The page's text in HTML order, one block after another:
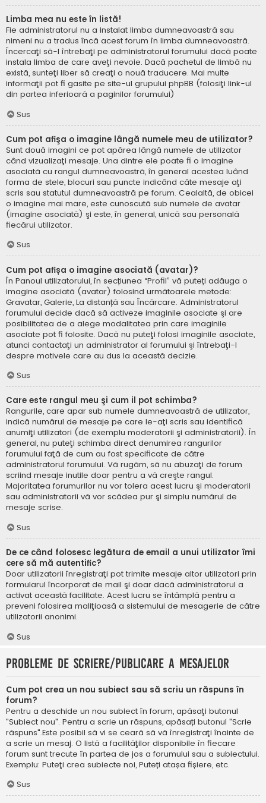
Limba mea nu este în listă!
Fie administratorul nu a instalat limba dumneavoastră sau
nimeni nu a tradus încă acest forum în limba dumneavoastră.
Încercaţi să-l întrebaţi pe administratorul forumului dacă poate
instala limba de care aveţi nevoie. Dacă pachetul de limbă nu
există, sunteţi liber să creaţi o nouă traducere. Mai multe
informaţii pot fi gasite pe site-ul grupului phpBB (folosiţi link-ul
din partea inferioară a paginilor forumului)
Sus
Cum pot afişa o imagine lângă numele meu de utilizator?
Sunt două imagini ce pot apărea lângă numele de utilizator
când vizualizaţi mesaje. Una dintre ele poate fi o imagine
asociată cu rangul dumneavoastră, în general acestea luând
forma de stele, blocuri sau puncte indicând câte mesaje aţi
scris sau statutul dumneavoastră pe forum. Cealaltă, de obicei
o imagine mai mare, este cunoscută sub numele de avatar
(imagine asociată) şi este, în general, unică sau personală
fiecărui utilizator.
Sus
Cum pot afișa o imagine asociată (avatar)?
În Panoul utilizatorului, în secțiunea “Profil” vă puteți adăuga o
imagine asociată (avatar) folosind următoarele metode:
Gravatar, Galerie, La distanță sau Încărcare. Administratorul
forumului decide dacă să activeze imaginile asociate şi are
posibilitatea de a alege modalitatea prin care imaginile
asociate pot fi folosite. Dacă nu puteţi folosi imaginile asociate,
atunci contactaţi un administrator al forumului şi întrebaţi-l
despre motivele care au dus la această decizie.
Sus
Care este rangul meu şi cum il pot schimba?
Rangurile, care apar sub numele dumneavoastră de utilizator,
indică numărul de mesaje pe care le-aţi scris sau identifică
anumiţi utilizatori (de exemplu moderatorii şi administratorii). În
general, nu puteţi schimba direct denumirea rangurilor
forumului faţă de cum au fost specificate de către
administratorul forumului. Vă rugăm, să nu abuzaţi de forum
scriind mesaje inutile doar pentru a vă creşte rangul.
Majoritatea forumurilor nu vor tolera acest lucru şi moderatorii
sau administratorii vă vor scădea pur şi simplu numărul de
mesaje scrise.
Sus
De ce când folosesc legătura de email a unui utilizator îmi
cere să mă autentific?
Doar utilizatorii înregistraţi pot trimite mesaje altor utilizatori prin
formularul încorporat de mail şi doar dacă administratorul a
activat această facilitate. Acest lucru se întâmplă pentru a
preveni folosirea maliţioasă a sistemului de mesagerie de către
utilizatorii anonimi.
Sus
Probleme de scriere/publicare a mesajelor
Cum pot crea un nou subiect sau să scriu un răspuns în
forum?
Pentru a deschide un nou subiect în forum, apăsaţi butonul
"Subiect nou". Pentru a scrie un răspuns, apăsați butonul "Scrie
răspuns".Este posibil să vi se ceară să vă înregistraţi înainte de
a scrie un mesaj. O listă a facilităţilor disponibile în fiecare
forum sunt trecute în partea de jos a forumului sau a subiectului.
Exemplu: Puteţi crea subiecte noi, Puteți atașa fișiere, etc.
Sus